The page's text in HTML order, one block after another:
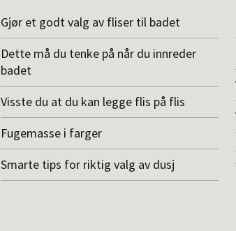
Gjør et godt valg av fliser til badet
Dette må du tenke på når du innreder
badet
Visste du at du kan legge flis på flis
Fugemasse i farger
Smarte tips for riktig valg av dusj